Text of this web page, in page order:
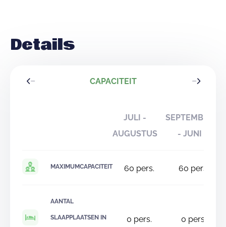
Details
CAPACITEIT
JULI -
AUGUSTUS
SEPTEMBER
- JUNI
MAXIMUMCAPACITEIT 60 pers. 60 pers.
AANTAL
SLAAPPLAATSEN IN 0 pers. 0 pers.